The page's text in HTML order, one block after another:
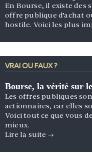
En Bourse, il existe des
offre publique d’achat
hostile. Voici les plus
VRAI OU FAUX ?
Bourse, la vérité sur
Les offres publiques
actionnaires, car elles
Voici tout ce que vous
mieux.
Lire la suite →